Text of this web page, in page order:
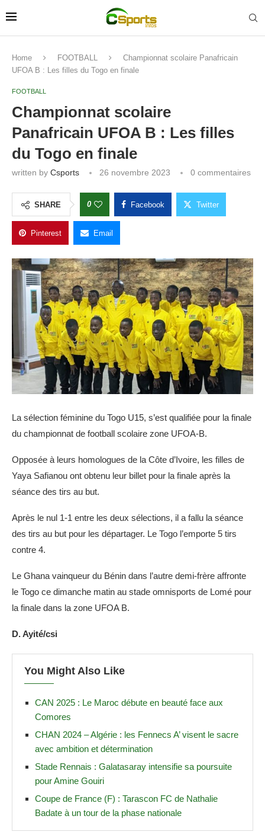
Home FOOTBALL
Championnat scolaire Panafricain
UFOA B : Les filles du Togo en finale
FOOTBALL
Championnat scolaire
Panafricain UFOA B : Les filles
du Togo en finale
written by Csports 26 novembre 2023 0 commentaires
SHARE 0 Facebook Twitter
Pinterest Email
La sélection féminine du Togo U15, s’est qualifiée pour la finale
du championnat de football scolaire zone UFOA-B.
Opposée à leurs homologues de la Côte d’Ivoire, les filles de
Yaya Safianou ont obtenu leur billet pour la finale après la
séance des tirs au but.
Après le nul 1-1 entre les deux sélections, il a fallu la séance
des tirs au but pour les départager. Le Togo l’emporte 5 tirs
contre 4.
Le Ghana vainqueur du Bénin dans l’autre demi-frère affronte
le Togo ce dimanche matin au stade omnisports de Lomé pour
la finale dans la zone UFOA B.
D. Ayité/csi
You Might Also Like
CAN 2025 : Le Maroc débute en beauté face aux
Comores
CHAN 2024 – Algérie : les Fennecs A’ visent le sacre
avec ambition et détermination
Stade Rennais : Galatasaray intensifie sa poursuite
pour Amine Gouiri
Coupe de France (F) : Tarascon FC de Nathalie
Badate à un tour de la phase nationale